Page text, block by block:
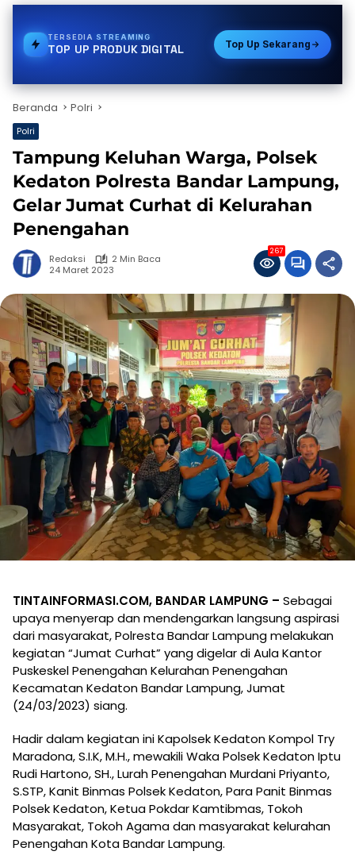
TERSEDIA PDAM
TOP UP PRODUK DIGITAL Top Up Sekarang
Beranda Polri
Polri
Tampung Keluhan Warga, Polsek
Kedaton Polresta Bandar Lampung,
Gelar Jumat Curhat di Kelurahan
Penengahan
Redaksi
2 Min Baca
24 Maret 2023
267
TINTAINFORMASI.COM, BANDAR LAMPUNG – Sebagai
upaya menyerap dan mendengarkan langsung aspirasi
dari masyarakat, Polresta Bandar Lampung melakukan
kegiatan “Jumat Curhat” yang digelar di Aula Kantor
Puskeskel Penengahan Kelurahan Penengahan
Kecamatan Kedaton Bandar Lampung, Jumat
(24/03/2023) siang.
Hadir dalam kegiatan ini Kapolsek Kedaton Kompol Try
Maradona, S.I.K, M.H., mewakili Waka Polsek Kedaton Iptu
Rudi Hartono, SH., Lurah Penengahan Murdani Priyanto,
S.STP, Kanit Binmas Polsek Kedaton, Para Panit Binmas
Polsek Kedaton, Ketua Pokdar Kamtibmas, Tokoh
Masyarakat, Tokoh Agama dan masyarakat kelurahan
Penengahan Kota Bandar Lampung.